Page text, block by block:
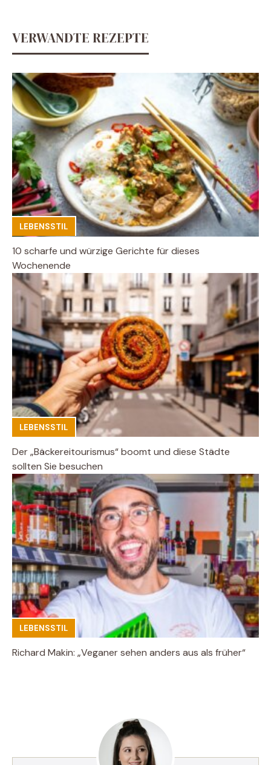
VERWANDTE REZEPTE
LEBENSSTIL
10 scharfe und würzige Gerichte für dieses
Wochenende
LEBENSSTIL
Der „Bäckereitourismus“ boomt und diese Städte
sollten Sie besuchen
LEBENSSTIL
Richard Makin: „Veganer sehen anders aus als früher“